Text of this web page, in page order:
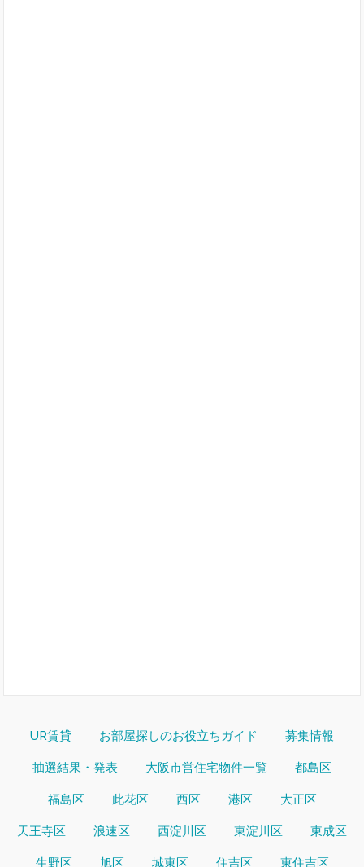
UR賃貸 お部屋探しのお役立ちガイド 募集情報
抽選結果・発表 大阪市営住宅物件一覧 都島区
福島区 此花区 西区 港区 大正区
天王寺区 浪速区 西淀川区 東淀川区 東成区
生野区 旭区 城東区 住吉区 東住吉区